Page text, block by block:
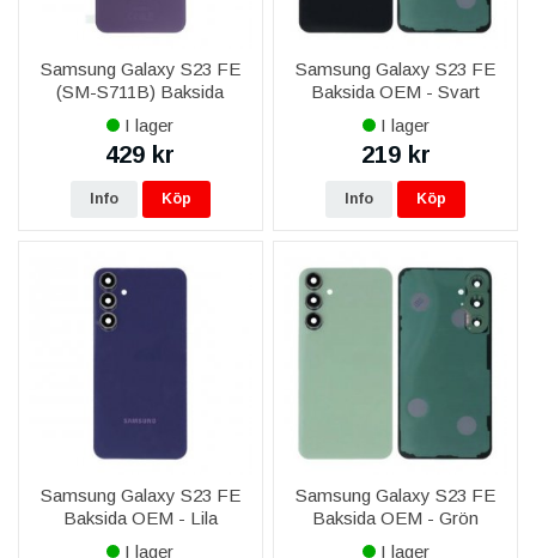
Alla delar är modellspecifika för Samsung Galaxy Samsung
Galaxy S23 FE och funktionstestade före leverans.
Ingår garanti?
Ja, livstidsgaranti på reservdelen, fri frakt över 999 kr och
leverans 1–3 vardagar.
Kan ni montera delen åt mig?
Ja, via vår mobilreparation byter vi skärm, batteri och baksida
på Samsung Galaxy Samsung Galaxy S23 FE.
Samsung Galaxy S23 FE
(SM-S711B) Baksida
Original - Lila
I lager
429 kr
Info Köp
Samsung Galaxy S23 FE
Baksida OEM - Svart
I lager
219 kr
Info Köp
Samsung Galaxy S23 FE
Baksida OEM - Lila
I lager
Samsung Galaxy S23 FE
Baksida OEM - Grön
I lager